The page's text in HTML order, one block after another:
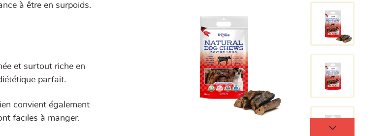
à être en surpoids.
et surtout riche en
parfait.
convient également
faciles à manger.